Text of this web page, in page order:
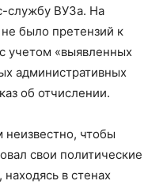
службу ВУЗа. На
не было претензий к
учетом «выявленных
административных
об отчислении.
чтобы
свои политические
в стенах